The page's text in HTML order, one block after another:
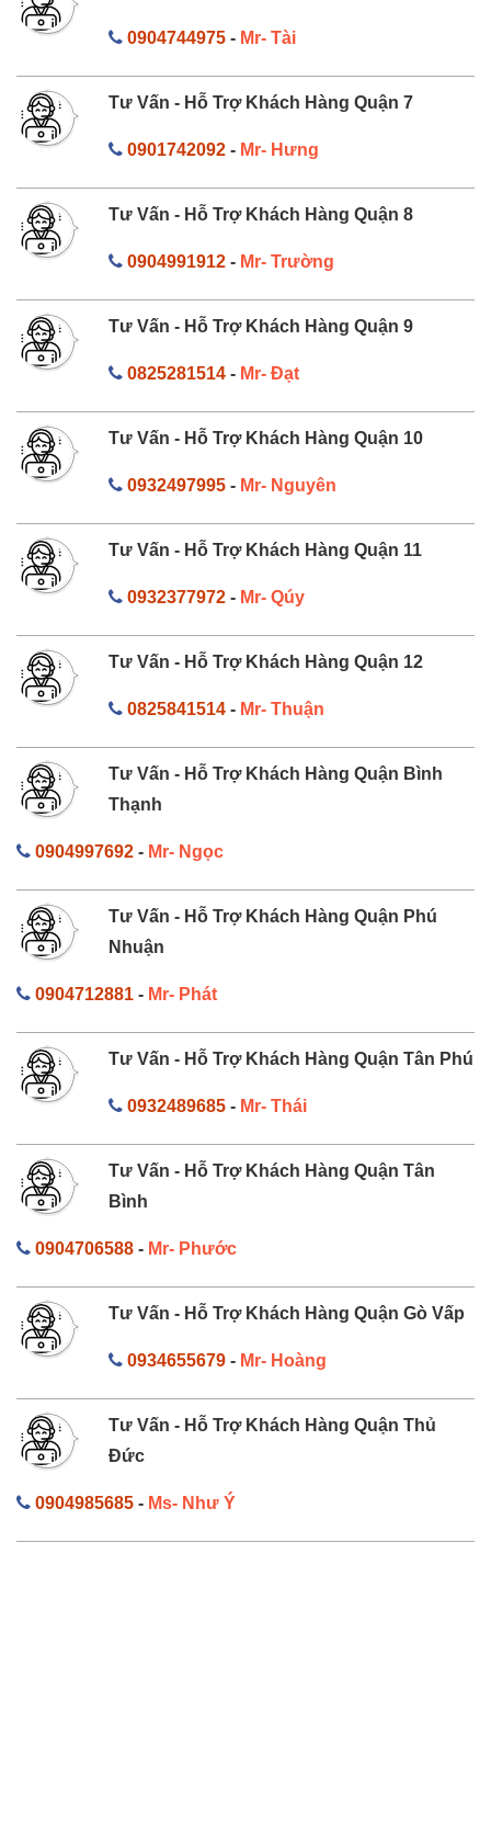
0904744975- Mr- Tài
Tư Vấn - Hỗ Trợ Khách Hàng Quận 7
0901742092- Mr- Hưng
Tư Vấn - Hỗ Trợ Khách Hàng Quận 8
0904991912- Mr- Trường
Tư Vấn - Hỗ Trợ Khách Hàng Quận 9
0825281514- Mr- Đạt
Tư Vấn - Hỗ Trợ Khách Hàng Quận 10
0932497995- Mr- Nguyên
Tư Vấn - Hỗ Trợ Khách Hàng Quận 11
0932377972- Mr- Qúy
Tư Vấn - Hỗ Trợ Khách Hàng Quận 12
0825841514- Mr- Thuận
Tư Vấn - Hỗ Trợ Khách Hàng Quận Bình
Thạnh
0904997692 - Mr- Ngọc
Tư Vấn - Hỗ Trợ Khách Hàng Quận Phú
Nhuận
0904712881 - Mr- Phát
Tư Vấn - Hỗ Trợ Khách Hàng Quận Tân Phú
0932489685- Mr- Thái
Tư Vấn - Hỗ Trợ Khách Hàng Quận Tân
Bình
0904706588 - Mr- Phước
Tư Vấn - Hỗ Trợ Khách Hàng Quận Gò Vấp
0934655679- Mr- Hoàng
Tư Vấn - Hỗ Trợ Khách Hàng Quận Thủ
Đức
0904985685 - Ms- Như Ý